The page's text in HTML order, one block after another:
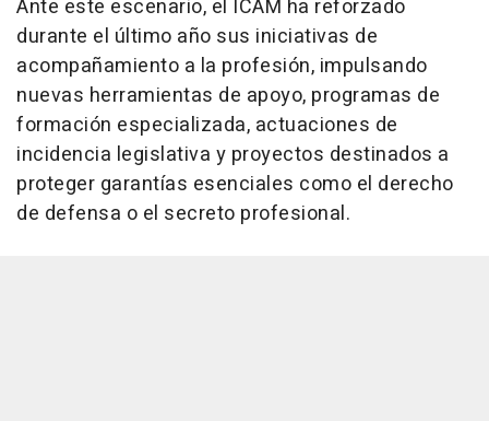
Ante este escenario, el ICAM ha reforzado
durante el último año sus iniciativas de
acompañamiento a la profesión, impulsando
nuevas herramientas de apoyo, programas de
formación especializada, actuaciones de
incidencia legislativa y proyectos destinados a
proteger garantías esenciales como el derecho
de defensa o el secreto profesional.